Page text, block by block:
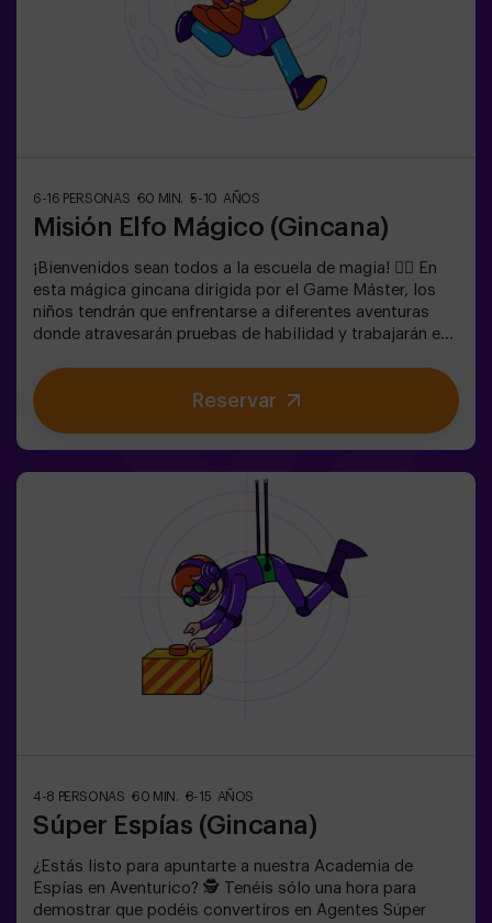
6-16 PERSONAS 60 MIN. 5-10 AÑOS
Misión Elfo Mágico (Gincana)
¡Bienvenidos sean todos a la escuela de magia! 🧙‍♀️ En
esta mágica gincana dirigida por el Game Máster, los
niños tendrán que enfrentarse a diferentes aventuras
donde atravesarán pruebas de habilidad y trabajarán en
poder alcanzar una misión y saborear una dulce... muy
dulce victoria. La imaginación es capaz de atravesar las
fronteras de la magia y esta gincana llevará a los
cumpleaños infantiles | fiestas infantilesPuedes
parada en la Sala de Meriendas, donde la magia también
está en cada bocado. 🎂 Consulta las condiciones.
Reservar
4-8 PERSONAS 60 MIN. 8-15 AÑOS
Súper Espías (Gincana)
¿Estás listo para apuntarte a nuestra Academia de
Espías en Aventurico? 🕵️ Tenéis sólo una hora para
demostrar que podéis convertiros en Agentes Súper